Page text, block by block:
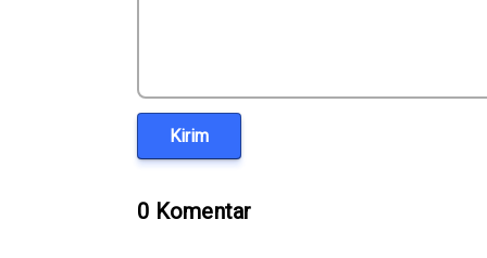
Kirim
0 Komentar